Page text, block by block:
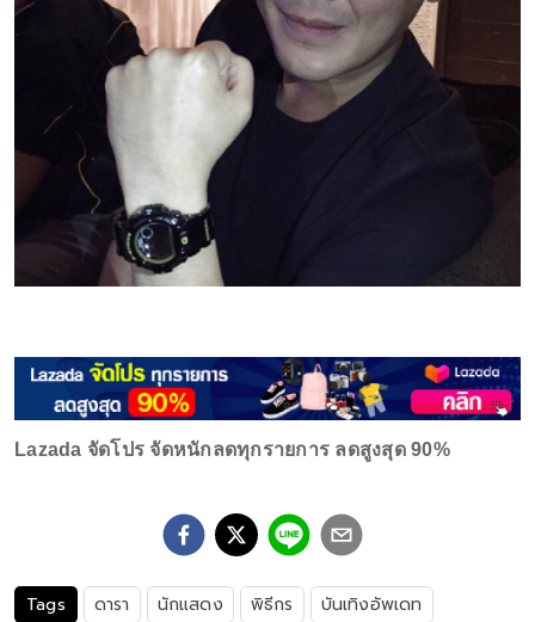
Lazada จัดโปร จัดหนักลดทุกรายการ ลดสูงสุด 90%
Tags ดารา นักแสดง พิธีกร
บันเทิงอัพเดท